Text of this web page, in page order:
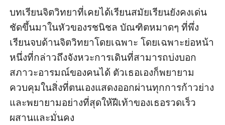
บทเรียนจิตวิทยาที่เคยได้เรียนสมัยเรียนยังคงเด่น
ชัดขึ้นมาในหัวของรชนิชล บัณฑิตหมาดๆ ที่พึ่ง
เรียนจบด้านจิตวิทยาโดยเฉพาะ โดยเฉพาะย่อหน้า
หนึ่งที่กล่าวถึงจังหวะการเดินที่สามารถบ่งบอก
สภาวะอารมณ์ของคนได้ ตัวเธอเองก็พยายาม
ควบคุมในสิ่งที่ตนเองแสดงออกผ่านทุกการก้าวย่าง
และพยายามอย่างที่สุดให้ฝีเท้าของเธอรวดเร็ว
ผสานและมั่นคง